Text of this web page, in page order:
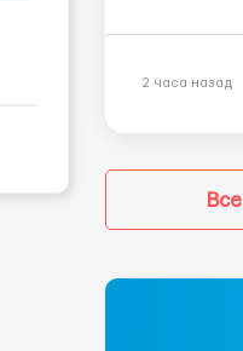
2 часа назад